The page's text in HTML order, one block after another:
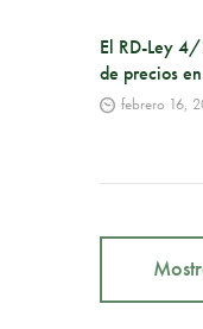
El RD-Ley
de precios
febrero 16,